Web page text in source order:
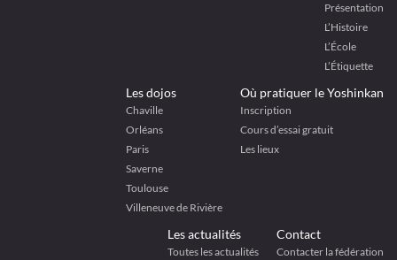
Présentation
L’Histoire
L’École
L’Étiquette
Les dojos
Chaville
Orléans
Paris
Saverne
Toulouse
Villeneuve de Rivière
Où pratiquer le Yoshinkan
Inscription
Cours d’essai gratuit
Les lieux
Les actualités
Toutes les actualités
Contact
Contacter la fédération